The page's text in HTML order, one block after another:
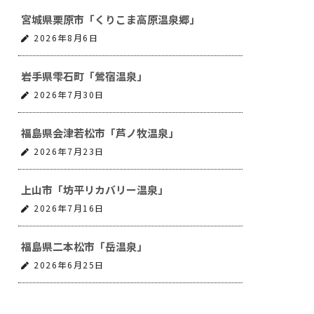
宮城県栗原市「くりこま高原温泉郷」
2026年8月6日
岩手県雫石町「鶯宿温泉」
2026年7月30日
福島県会津若松市「芦ノ牧温泉」
2026年7月23日
上山市「坊平リカバリー温泉」
2026年7月16日
福島県二本松市「岳温泉」
2026年6月25日